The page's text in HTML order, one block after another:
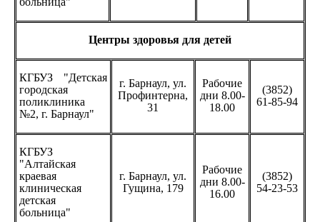
Центры здоровья для детей
КГБУЗ "Детская
городская
поликлиника
№2, г. Барнаул"
г. Барнаул, ул.
Профинтерна,
31
Рабочие
дни 8.00-
18.00
(3852)
61-85-94
КГБУЗ
"Алтайская
краевая
клиническая
детская
больница"
г. Барнаул, ул.
Гущина, 179
Рабочие
дни 8.00-
16.00
(3852)
54-23-53